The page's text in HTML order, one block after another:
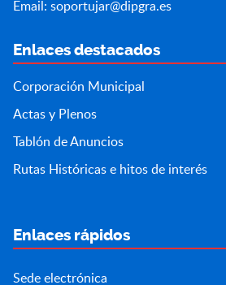
Email: soportujar@dipgra.es
Enlaces destacados
Corporación Municipal
Actas y Plenos
Tablón de Anuncios
Rutas Históricas e hitos de interés
Enlaces rápidos
Sede electrónica